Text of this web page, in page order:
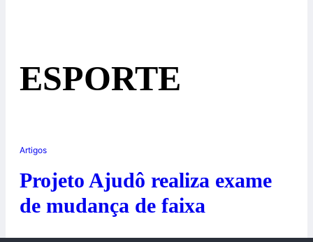
ESPORTE
Artigos
Projeto Ajudô realiza exame
de mudança de faixa